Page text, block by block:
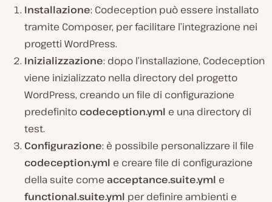
Installazione: Codeception può essere installato
tramite Composer, per facilitare l’integrazione nei
progetti WordPress.
Inizializzazione: dopo l’installazione, Codeception
viene inizializzato nella directory del progetto
WordPress, creando un file di configurazione
predefinito codeception.yml e una directory di
test.
Configurazione: è possibile personalizzare il file
codeception.yml e creare file di configurazione
della suite come acceptance.suite.yml e
functional.suite.yml per definire ambienti e